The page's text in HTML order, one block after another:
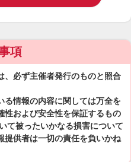
項
、必ず主催者発行のものと照合
る情報の内容に関しては万全を
性および安全性を保証するもの
て被ったいかなる損害について
提供者は一切の責任を負いかね